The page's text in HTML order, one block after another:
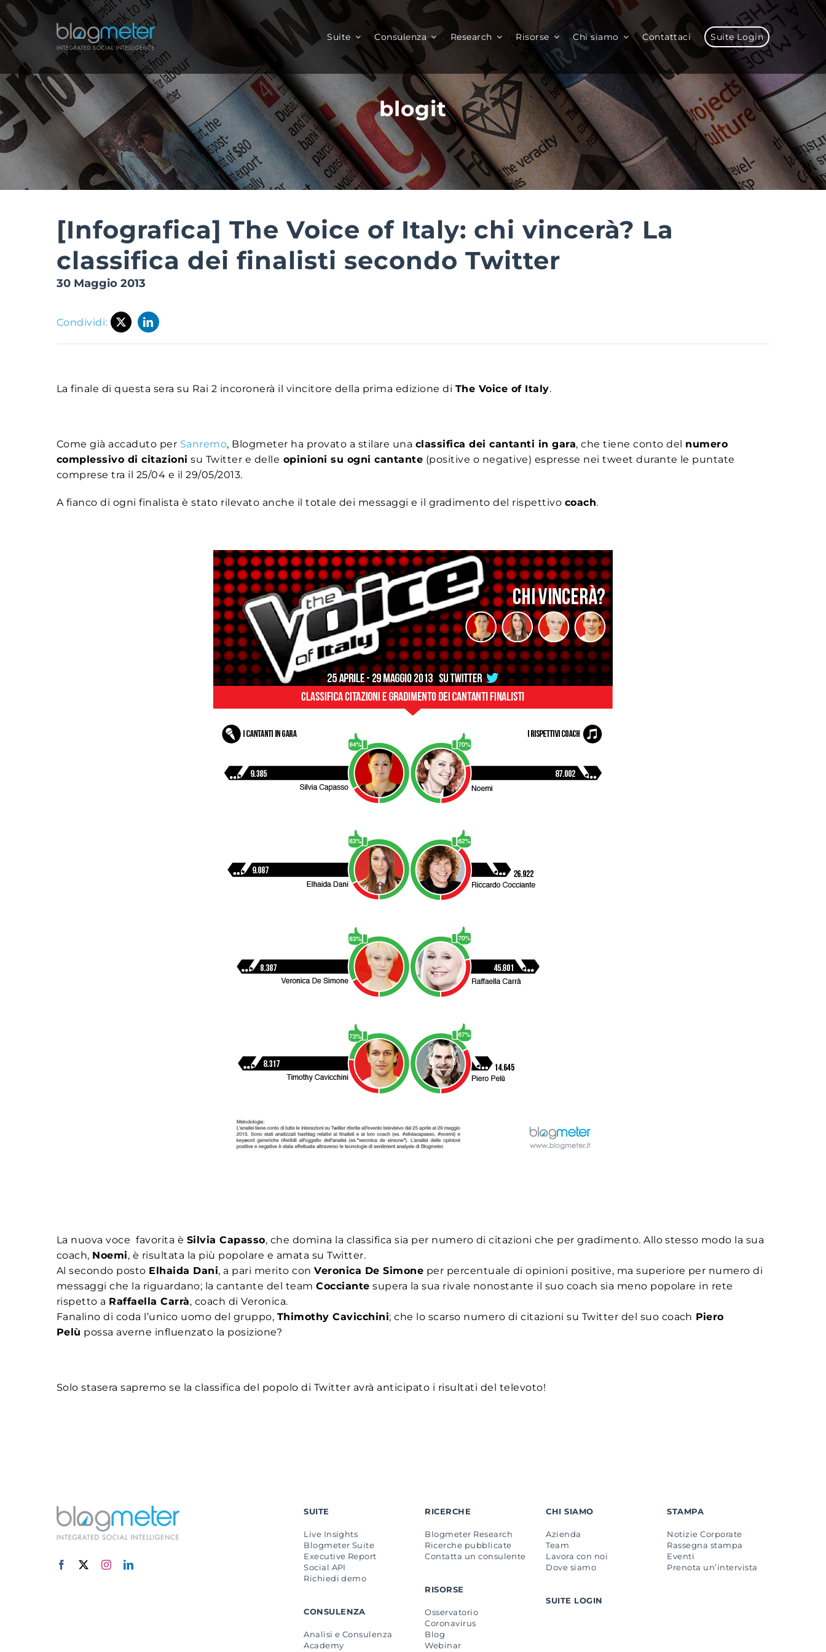
Salta
al
contenuto
Suite Consulenza Research Risorse Chi siamo Contattaci Suite Login
blogit
[Infografica] The Voice of Italy: chi vincerà? La
classifica dei finalisti secondo Twitter
30 Maggio 2013
Condividi:
La finale di questa sera su Rai 2 incoronerà il vincitore della prima edizione di The Voice of Italy.
Come già accaduto per Sanremo, Blogmeter ha provato a stilare una classifica dei cantanti in gara, che tiene conto del numero
complessivo di citazioni su Twitter e delle opinioni su ogni cantante (positive o negative) espresse nei tweet durante le puntate
comprese tra il 25/04 e il 29/05/2013.
A fianco di ogni finalista è stato rilevato anche il totale dei messaggi e il gradimento del rispettivo coach.
La nuova voce favorita è Silvia Capasso, che domina la classifica sia per numero di citazioni che per gradimento. Allo stesso modo la sua
coach, Noemi, è risultata la più popolare e amata su Twitter.
Al secondo posto Elhaida Dani, a pari merito conVeronica De Simone per percentuale di opinioni positive, ma superiore per numero di
messaggi che la riguardano; la cantante del teamCocciante supera la sua rivale nonostante il suo coach sia meno popolare in rete
rispetto a Raffaella Carrà, coach di Veronica.
Fanalino di coda l’unico uomo del gruppo, Thimothy Cavicchini; che lo scarso numero di citazioni su Twitter del suo coach Piero
Pelù possa averne influenzato la posizione?
Solo stasera sapremo se la classifica del popolo di Twitter avrà anticipato i risultati del televoto!
SUITE
Live Insights
Blogmeter Suite
Executive Report
Social API
Richiedi demo
CONSULENZA
Analisi e Consulenza
Academy
RICERCHE
Blogmeter Research
Ricerche pubblicate
Contatta un consulente
RISORSE
Osservatorio
Coronavirus
Blog
Webinar
CHI SIAMO
Azienda
Team
Lavora con noi
Dove siamo
SUITE LOGIN
STAMPA
Notizie Corporate
Rassegna stampa
Eventi
Prenota un’intervista